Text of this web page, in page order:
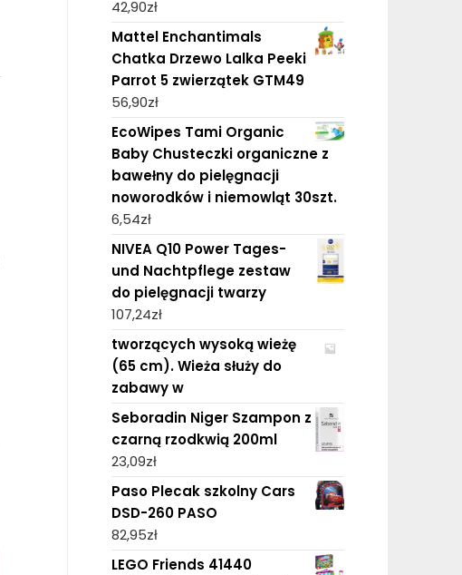
42,90zł
Mattel Enchantimals
Chatka Drzewo Lalka Peeki
Parrot 5 zwierzątek GTM49
56,90zł
EcoWipes Tami Organic
Baby Chusteczki organiczne z
bawełny do pielęgnacji
noworodków i niemowląt 30szt.
6,54zł
NIVEA Q10 Power Tages-
und Nachtpflege zestaw
do pielęgnacji twarzy
107,24zł
tworzących wysoką wieżę
(65 cm). Wieża służy do
zabawy w
Seboradin Niger Szampon z
czarną rzodkwią 200ml
23,09zł
Paso Plecak szkolny Cars
DSD-260 PASO
82,95zł
LEGO Friends 41440